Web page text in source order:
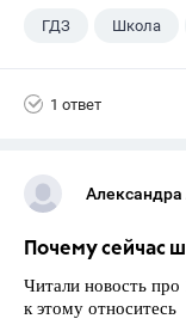
ГДЗ Школа
1 ответ
Почему сейчас
Читали новость про
к этому относитесь